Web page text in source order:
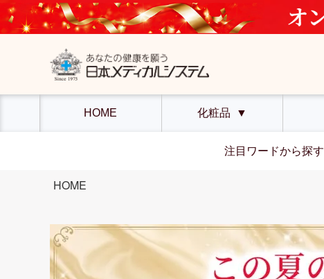
HOME 化粧品 ▼
注目ワードから探す
HOME